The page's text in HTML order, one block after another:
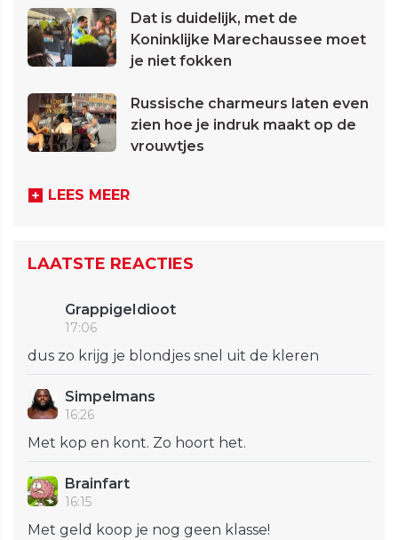
Dat is duidelijk, met de
Koninklijke Marechaussee moet
je niet fokken
Russische charmeurs laten even
zien hoe je indruk maakt op de
vrouwtjes
LEES MEER
LAATSTE REACTIES
GrappigeIdioot
17:06
dus zo krijg je blondjes snel uit de kleren
Simpelmans
16:26
Met kop en kont. Zo hoort het.
Brainfart
16:15
Met geld koop je nog geen klasse!